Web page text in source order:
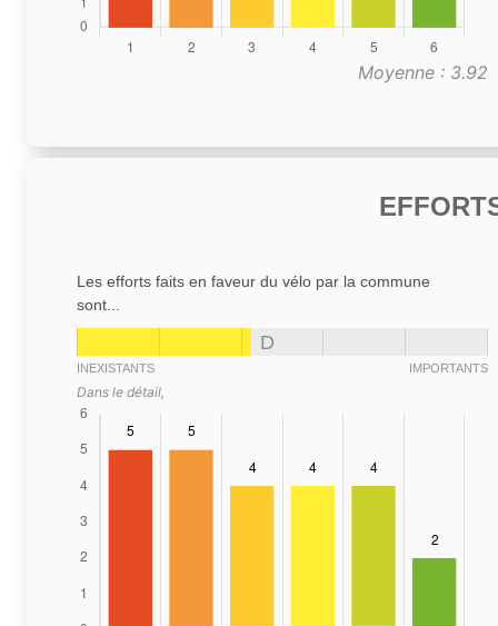
Moyenne : 3.92
Les efforts faits en faveur du vélo par la commune
sont...
D
INEXISTANTS IMPORTANTS
Dans le détail,